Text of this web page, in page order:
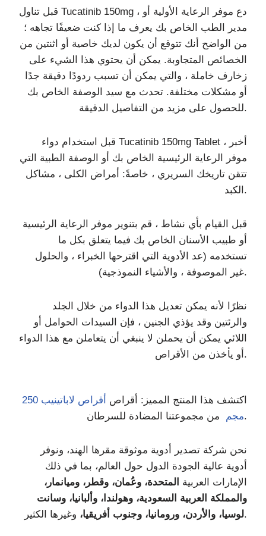
قبل تناول Tucatinib 150mg ، دع موفر الرعاية الأولية أو
مدير الطب الخاص بك يعرف ما إذا كنت ضعيفًا تجاهه ؛
من الواضح أنك تتوقع أن يكون لديك خاصية أو اثنتين من
الخصائص المتجاوبة. يمكن أن يحتوي هذا الشيء على
زخارف خاملة ، والتي يمكن أن تسبب ردودًا دقيقة جدًا
أو مشكلات مختلفة. تحدث مع سيد الوصفة الخاص بك
للحصول على مزيد من التفاصيل الدقيقة.
قبل استخدام دواء Tucatinib 150mg Tablet ، أخبر
موفر الرعاية الرئيسية الخاص بك أو الوصفة الطبية التي
تتقن تاريخك السريري ، خاصةً: أمراض الكلى ، مشاكل
الكبد.
قبل القيام بأي نشاط ، قم بتنوير موفر الرعاية الرئيسية
أو طبيب الأسنان الخاص بك فيما يتعلق بكل ما
تستخدمه (عد الأدوية التي اقترحها الخبراء ، والحلول
غير الموصوفة ، والأشياء النموذجية).
نظرًا لأنه يمكن تعديل هذا الدواء من خلال الجلد
والرئتين وقد يؤذي الجنين ، فإن السيدات الحوامل أو
اللائي يمكن أن يحملن لا ينبغي أن يتعاملن مع هذا الدواء
أو يأخذن من الأقراص.
اكتشف هذا المنتج المميز: أقراص
أقراص لاباتينيب 250
مجممن مجموعتنا المضادة للسرطان.
نحن شركة تصدير أدوية موثوقة مقرها الهند، ونوفر
أدوية عالية الجودة الدول حول العالم، بما في ذلك
الإمارات العربية المتحدة، وعُمان، وقطر، وميانمار،
والمملكة العربية السعودية، وهولندا، وألبانيا، وسانت
لوسيا، والأردن، ورومانيا، وجنوب أفريقيا،وغيرها الكثير.